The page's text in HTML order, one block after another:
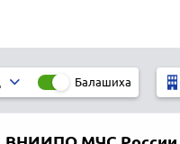
Балашиха